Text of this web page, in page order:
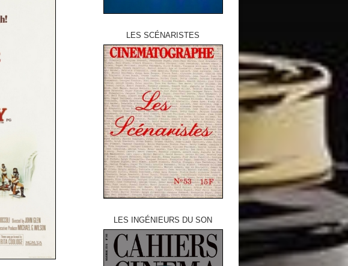
LES SCÉNARISTES
LES INGÉNIEURS DU SON